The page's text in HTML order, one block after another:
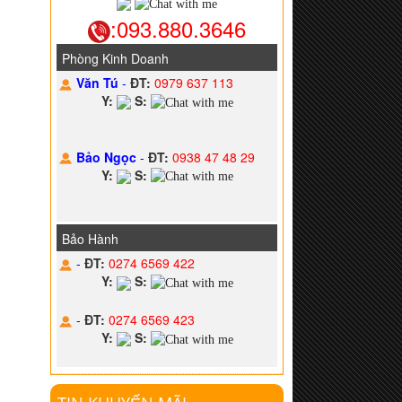
:093.880.3646
Phòng Kinh Doanh
Văn Tú-ĐT: 0979 637 113
Y:
S:
Bảo Ngọc-ĐT: 0938 47 48 29
Y:
S:
Bảo Hành
-ĐT: 0274 6569 422
Y:
S:
-ĐT: 0274 6569 423
Y:
S: